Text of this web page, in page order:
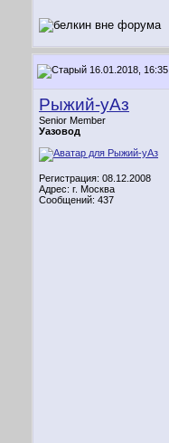
16.01.2018, 16:35
Рыжий-уАз
Senior Member
Уазовод
Регистрация: 08.12.2008
Адрес: г. Москва
Сообщений: 437